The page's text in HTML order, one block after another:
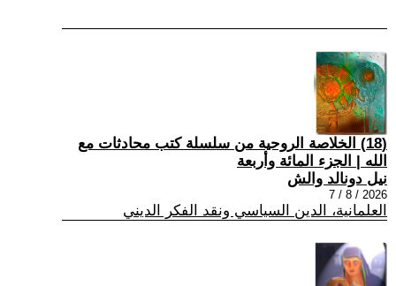
(18) الخلاصة الروحية من سلسلة كتب محادثات مع
الله | الجزء المائة وأربعة
نيل دونالد والش
2026 / 8 / 7
العلمانية، الدين السياسي ونقد الفكر الديني